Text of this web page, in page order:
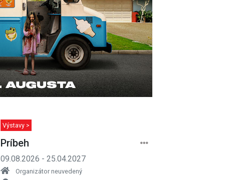
Next
Výstavy >
Príbeh
09.08.2026 - 25.04.2027
Organizátor neuvedený